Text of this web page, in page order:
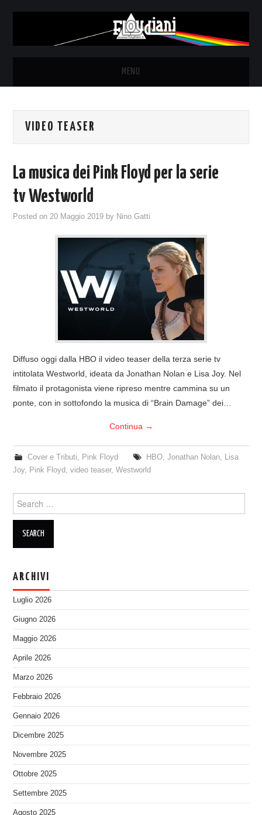
MENU
NEWS
SYD BARRETT – ALLE SOGLIE
DELL’ALBA
COVER & TRIBUTI
DISCOGRAFIA
LINKS
CONTATTI
PINKFLOYDIANE
VIDEO TEASER
La musica dei Pink Floyd per la serie
tv Westworld
Posted on20 Maggio 2019 by Nino Gatti
Diffuso oggi dalla HBO il video teaser della terza serie tv
intitolata Westworld, ideata da Jonathan Nolan e Lisa Joy. Nel
filmato il protagonista viene ripreso mentre cammina su un
ponte, con in sottofondo la musica di “Brain Damage” dei…
Continua →
Cover e Tributi, Pink Floyd HBO, Jonathan Nolan, Lisa
Joy, Pink Floyd,video teaser,Westworld
for:
ARCHIVI
Luglio 2026
Giugno 2026
Maggio 2026
Aprile 2026
Marzo 2026
Febbraio 2026
Gennaio 2026
Dicembre 2025
Novembre 2025
Ottobre 2025
Settembre 2025
Agosto 2025